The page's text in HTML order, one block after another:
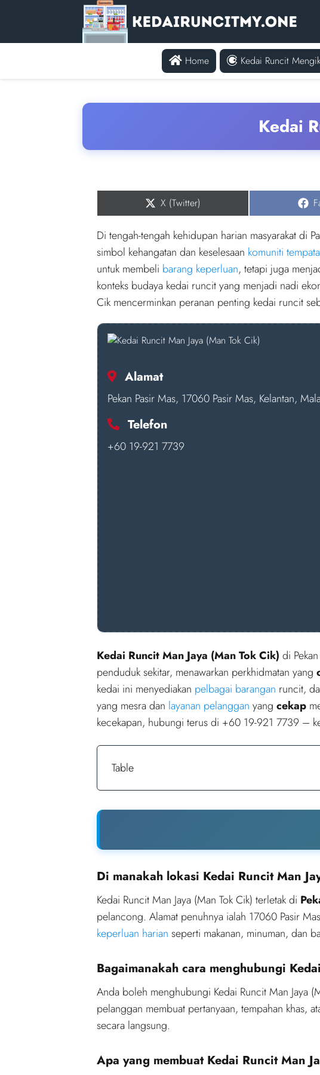
Home Kedai Runcit
Kedai
Share
X (Twitter)
Di tengah-tengah kehidupan harian masyarakat di
simbol kehangatan dan keselesaan komuniti
untuk membeli barang keperluan, tetapi juga
konteks budaya kedai runcit yang menjadi nadi
Cik mencerminkan peranan penting kedai runcit
Alamat
Pekan Pasir Mas, 17060 Pasir Mas, Kelantan,
Telefon
+60 19-921 7739
Kedai Runcit Man Jaya (Man Tok Cik) di
penduduk sekitar, menawarkan perkhidmatan yang
kedai ini menyediakan pelbagai barangan runcit,
yang mesra dan layanan pelanggan yang cekap
kecekapan, hubungi terus di +60 19-921 7739 –
Table
Di manakah lokasi Kedai Runcit Man
Kedai Runcit Man Jaya (Man Tok Cik) terletak di
pelancong. Alamat penuhnya ialah 17060 Pasir
keperluan harian seperti makanan, minuman, dan
Bagaimanakah cara menghubungi
Anda boleh menghubungi Kedai Runcit Man Jaya
pelanggan membuat pertanyaan, tempahan khas,
secara langsung.
Apa yang membuat Kedai Runcit Man